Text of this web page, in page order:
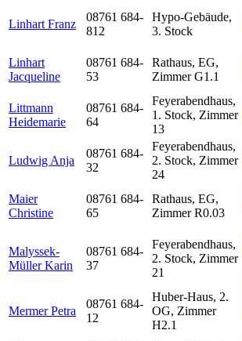
Linhart Franz
08761 684-
812
Hypo-Gebäude,
3. Stock
Linhart
Jacqueline
08761 684-
53
Rathaus, EG,
Zimmer G1.1
Littmann
Heidemarie
08761 684-
64
Feyerabendhaus,
1. Stock, Zimmer
13
Ludwig Anja
08761 684-
32
Feyerabendhaus,
2. Stock, Zimmer
24
Maier
Christine
08761 684-
65
Rathaus, EG,
Zimmer R0.03
Malyssek-
Müller Karin
08761 684-
37
Feyerabendhaus,
2. Stock, Zimmer
21
Mermer Petra
08761 684-
12
Huber-Haus, 2.
OG, Zimmer
H2.1